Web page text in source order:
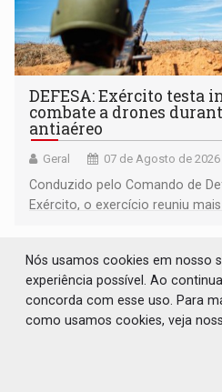
DEFESA: Exército testa
combate a drones
antiaéreo
Geral 07 de Agosto de 2026
Conduzido pelo Comando de
Exército, o exercício reuniu
Nós usamos cookies em nosso
experiência possível. Ao
concorda com esse uso. Para
como usamos cookies, veja